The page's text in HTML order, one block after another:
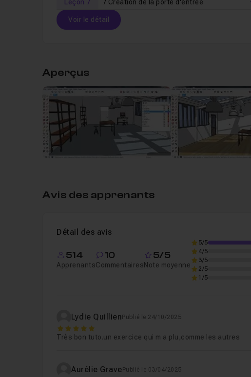
Leçon 7 7 Création de la porte d'entree
Voir le détail
Leçon 2 2 Création des calques et groupes 06m56
3 Élevation des murs
Leçon 6 6 Création ipn et coffrage 08m27
Leçon 8
Aperçus
Avis des apprenants
Détail des avis
514
Apprenants
10
Commentaires
5/5
Note moyenne
5/5
4/5
3/5
2/5
1/5
Lydie Quillien Publié le 24/10/2025
5
Très bon tuto.un exercice qui m a plu,comme les autres
Aurélie Grave Publié le 03/04/2025